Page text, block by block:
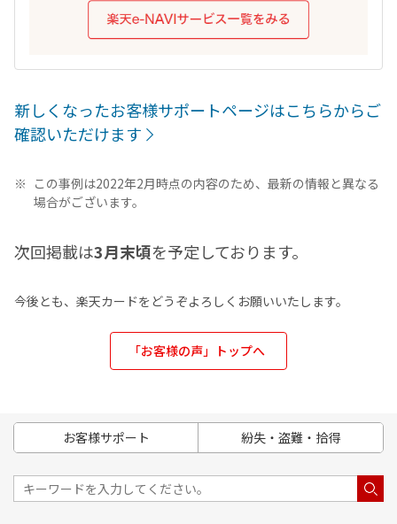
新しくなったお客様サポートページはこちらからご
確認いただけます
この事例は2022年2月時点の内容のため、最新の情報と異なる
場合がございます。
次回掲載は3月末頃を予定しております。
今後とも、楽天カードをどうぞよろしくお願いいたします。
「お客様の声」トップへ
お客様サポート 紛失・盗難・拾得